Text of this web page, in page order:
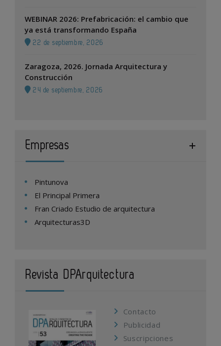
WEBINAR 2026: Prefabricación: el cambio que
ya está transformando España
22 de septiembre, 2026
Zaragoza, 2026. Jornada Arquitectura y
Construcción
24 de septiembre, 2026
Empresas
Pintunova
El Principal Primera
Fran Criado Estudio de arquitectura
Arquitecturas3D
Revista DPArquitectura
Contacto
Publicidad
Suscripciones